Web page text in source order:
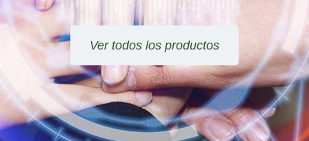
Ver todos los productos